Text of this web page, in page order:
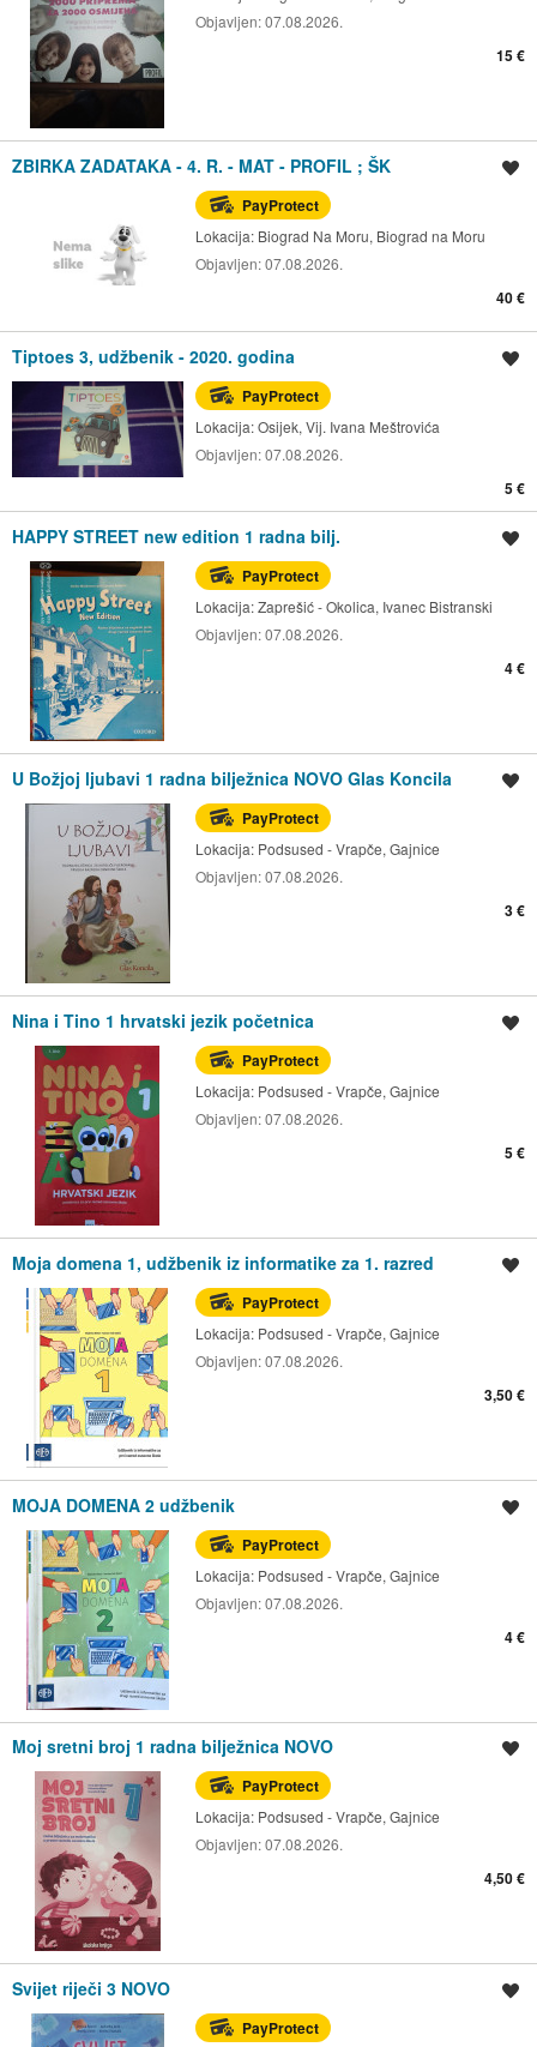
Objavljen:07.08.2026.
15 €
ZBIRKA ZADATAKA - 4. R. - MAT - PROFIL ; ŠK
PayProtect
Lokacija: Biograd Na Moru, Biograd na Moru
Objavljen:07.08.2026.
40 €
Tiptoes 3, udžbenik - 2020. godina
PayProtect
Lokacija:Osijek, Vij. Ivana Meštrovića
Objavljen:07.08.2026.
5 €
HAPPY STREET new edition 1 radna bilj.
PayProtect
Lokacija:Zaprešić - Okolica, Ivanec Bistranski
Objavljen:07.08.2026.
4 €
U Božjoj ljubavi 1 radna bilježnica NOVO Glas Koncila
PayProtect
Lokacija: Podsused - Vrapče, Gajnice
Objavljen:07.08.2026.
3 €
Nina i Tino 1 hrvatski jezik početnica
PayProtect
Lokacija: Podsused - Vrapče, Gajnice
Objavljen:07.08.2026.
5 €
Moja domena 1, udžbenik iz informatike za 1. razred
PayProtect
Lokacija: Podsused - Vrapče, Gajnice
Objavljen:07.08.2026.
3,50 €
MOJA DOMENA 2 udžbenik
PayProtect
Lokacija: Podsused - Vrapče, Gajnice
Objavljen:07.08.2026.
4 €
Moj sretni broj 1 radna bilježnica NOVO
PayProtect
Lokacija: Podsused - Vrapče, Gajnice
Objavljen:07.08.2026.
4,50 €
Svijet riječi 3 NOVO
PayProtect